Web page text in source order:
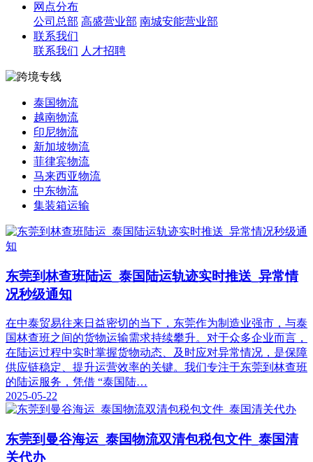
网点分布
公司总部 高盛营业部 南城安能营业部
联系我们
联系我们 人才招聘
泰国物流
越南物流
印尼物流
新加坡物流
菲律宾物流
马来西亚物流
中东物流
集装箱运输
东莞到林查班陆运_泰国陆运轨迹实时推送_异常情
况秒级通知
在中泰贸易往来日益密切的当下，东莞作为制造业强市，与泰
国林查班之间的货物运输需求持续攀升。对于众多企业而言，
在陆运过程中实时掌握货物动态、及时应对异常情况，是保障
供应链稳定、提升运营效率的关键。我们专注于东莞到林查班
的陆运服务，凭借 “泰国陆…
2025-05-22
东莞到曼谷海运_泰国物流双清包税包文件_泰国清
关代办